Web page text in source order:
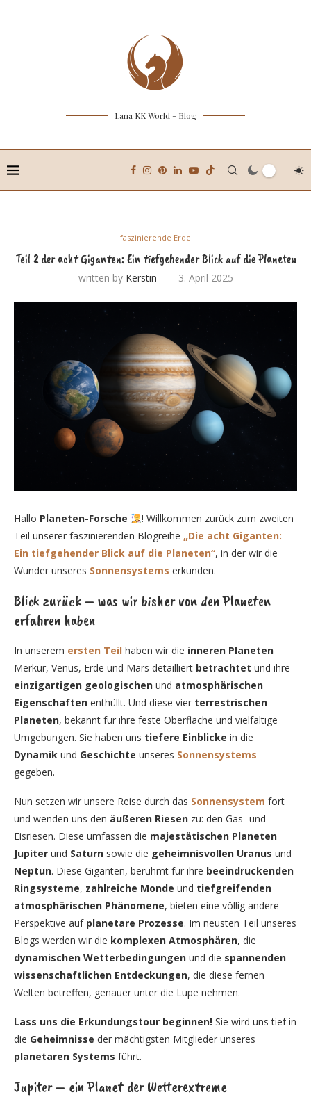
Lana KK World - Blog
faszinierende Erde
Teil 2 der acht Giganten: Ein tiefgehender Blick auf die Planeten
written by Kerstin 3. April 2025
Hallo Planeten-Forsche
! Willkommen zurück zum zweiten
Teil unserer faszinierenden Blogreihe „Die acht Giganten:
Ein tiefgehender Blick auf die Planeten“, in der wir die
Wunder unseres Sonnensystems erkunden.
Blick zurück – was wir bisher von den Planeten
erfahren haben
In unserem ersten Teil haben wir die inneren Planeten
Merkur, Venus, Erde und Mars detailliert betrachtet und ihre
einzigartigen geologischen und atmosphärischen
Eigenschaften enthüllt. Und diese vier terrestrischen
Planeten, bekannt für ihre feste Oberfläche und vielfältige
Umgebungen. Sie haben uns tiefere Einblicke in die
Dynamik und Geschichte unseres Sonnensystems
gegeben.
Nun setzen wir unsere Reise durch das Sonnensystem fort
und wenden uns den äußeren Riesen zu: den Gas- und
Eisriesen. Diese umfassen die majestätischen Planeten
Jupiter und Saturn sowie die geheimnisvollen Uranus und
Neptun. Diese Giganten, berühmt für ihre beeindruckenden
Ringsysteme, zahlreiche Monde und tiefgreifenden
atmosphärischen Phänomene, bieten eine völlig andere
Perspektive auf planetare Prozesse. Im neusten Teil unseres
Blogs werden wir die komplexen Atmosphären, die
dynamischen Wetterbedingungen und die spannenden
wissenschaftlichen Entdeckungen, die diese fernen
Welten betreffen, genauer unter die Lupe nehmen.
Lass uns die Erkundungstour beginnen! Sie wird uns tief in
die Geheimnisse der mächtigsten Mitglieder unseres
planetaren Systems führt.
Jupiter – ein Planet der Wetterextreme